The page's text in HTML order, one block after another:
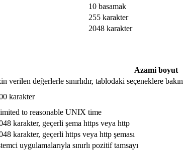
10 basamak
255 karakter
2048 karakter
Azami boyut
verilen değerlerle sınırlıdır, tablodaki seçeneklere bakın
karakter
to reasonable UNIX time
karakter, geçerli şema https veya http
karakter, geçerli https veya http şeması
uygulamalarıyla sınırlı pozitif tamsayı